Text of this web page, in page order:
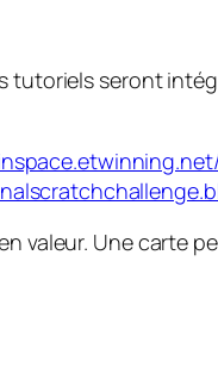
tutoriels seront
valeur. Une carte